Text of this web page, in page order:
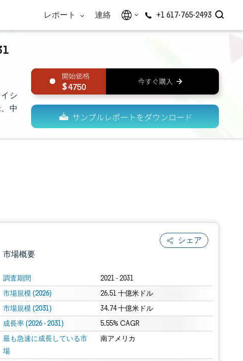
レポート 連絡 +1 617-765-2493
シ
中
4750
シェア
市場概要
調査期間 2021 - 2031
市場規模 (2026) 26.51 十億米ドル
市場規模 (2031) 34.74 十億米ドル
成長率 (2026 - 2031) 5.55% CAGR
最も急速に成長している市
場
南アメリカ
の表示が必要です。